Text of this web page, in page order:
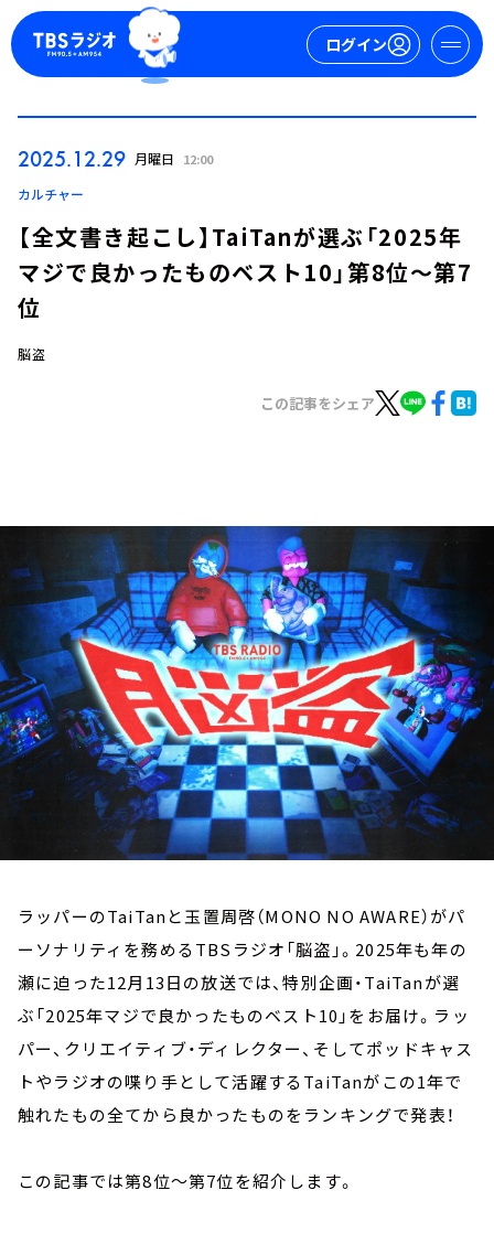
ログイン
イベント・グッズ
YouTube
会社情報
2025.12.29 月曜日 12:00
カルチャー
【全文書き起こし】TaiTanが選ぶ「2025年
マジで良かったものベスト10」第8位～第7
位
脳盗
この記事をシェア
ラッパーのTaiTanと玉置周啓（MONO NO AWARE）がパ
ーソナリティを務めるTBSラジオ「脳盗」。2025年も年の
瀬に迫った12月13日の放送では、特別企画・TaiTanが選
ぶ「2025年マジで良かったものベスト10」をお届け。ラッ
パー、クリエイティブ・ディレクター、そしてポッドキャス
トやラジオの喋り手として活躍するTaiTanがこの1年で
触れたもの全てから良かったものをランキングで発表！
この記事では第8位～第7位を紹介します。